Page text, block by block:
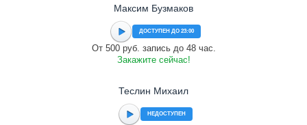
Максим Бузмаков
ДОСТУПЕН ДО 23:00
От 500 руб. запись до 48 час.
Закажите сейчас!
Теслин Михаил
НЕДОСТУПЕН